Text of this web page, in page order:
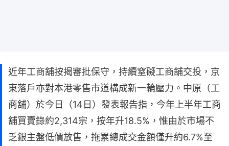
近年工商舖按揭審批保守，持續窒礙工商舖交投，京
東落戶亦對本港零售市道構成新一輪壓力。中原（工
商舖）於今日（14日）發表報告指，今年上半年工商
舖買賣錄約2,314宗，按年升18.5%，惟由於市場不
乏銀主盤低價放售，拖累總成交金額僅升約6.7%至